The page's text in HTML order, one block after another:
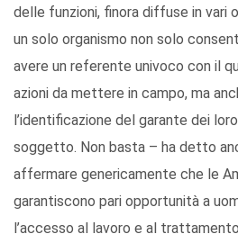
delle funzioni, finora diffuse in vari
un solo organismo non solo
avere un referente univoco con il
azioni da mettere in campo, ma
l’identificazione del garante dei
soggetto. Non basta – ha detto
affermare genericamente che le
garantiscono pari opportunità a
l’accesso al lavoro e al